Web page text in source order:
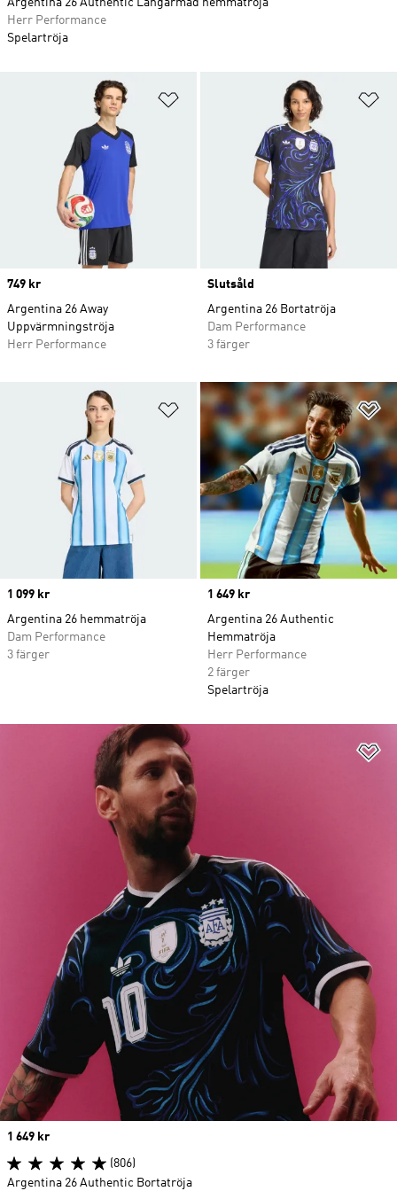
Lägg till på önskelistan
Price
749 kr
Argentina 26 Away
Uppvärmningströja
Herr Performance
Slutsåld
Argentina 26 Bortatröja
Dam Performance
3 färger
Lägg till på önskelistan
Price
1 099 kr
Argentina 26 hemmatröja
Dam Performance
3 färger
Price
1 649 kr
Argentina 26 Authentic
Hemmatröja
Herr Performance
2 färger
Spelartröja
Argentina 26 Authentic Långärmad hemmatröja
Herr Performance
Spelartröja
Price
1 649 kr
(806)
Argentina 26 Authentic Bortatröja